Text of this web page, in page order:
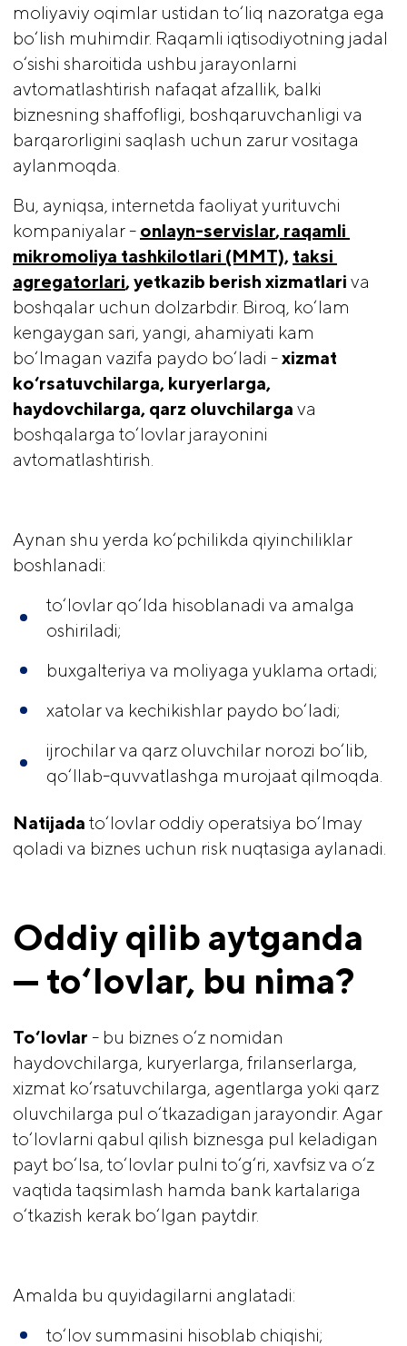
moliyaviy oqimlar ustidan to‘liq nazoratga ega
bo‘lish muhimdir. Raqamli iqtisodiyotning jadal
o‘sishi sharoitida ushbu jarayonlarni
avtomatlashtirish nafaqat afzallik, balki
biznesning shaffofligi, boshqaruvchanligi va
barqarorligini saqlash uchun zarur vositaga
aylanmoqda.
Bu, ayniqsa, internetda faoliyat yurituvchi
kompaniyalar - onlayn-servislar, raqamli
mikromoliya tashkilotlari (MMT), taksi
agregatorlari, yetkazib berish xizmatlari va
boshqalar uchun dolzarbdir. Biroq, ko‘lam
kengaygan sari, yangi, ahamiyati kam
bo‘lmagan vazifa paydo bo‘ladi - xizmat
ko‘rsatuvchilarga, kuryerlarga,
haydovchilarga, qarz oluvchilarga va
boshqalarga to‘lovlar jarayonini
avtomatlashtirish.
Aynan shu yerda ko‘pchilikda qiyinchiliklar
boshlanadi:
to‘lovlar qo‘lda hisoblanadi va amalga
oshiriladi;
buxgalteriya va moliyaga yuklama ortadi;
xatolar va kechikishlar paydo bo‘ladi;
ijrochilar va qarz oluvchilar norozi bo‘lib,
qo‘llab-quvvatlashga murojaat qilmoqda.
Natijada to‘lovlar oddiy operatsiya bo‘lmay
qoladi va biznes uchun risk nuqtasiga aylanadi.
Oddiy qilib aytganda
— to‘lovlar, bu nima?
To‘lovlar - bu biznes o‘z nomidan
haydovchilarga, kuryerlarga, frilanserlarga,
xizmat ko‘rsatuvchilarga, agentlarga yoki qarz
oluvchilarga pul o‘tkazadigan jarayondir. Agar
to‘lovlarni qabul qilish biznesga pul keladigan
payt bo‘lsa, to‘lovlar pulni to‘g‘ri, xavfsiz va o‘z
vaqtida taqsimlash hamda bank kartalariga
o‘tkazish kerak bo‘lgan paytdir.
Amalda bu quyidagilarni anglatadi:
to‘lov summasini hisoblab chiqishi;